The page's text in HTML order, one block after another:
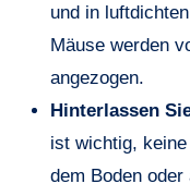
und in
Mäuse werden
angezogen.
Hinterlassen
ist wichtig,
dem Boden